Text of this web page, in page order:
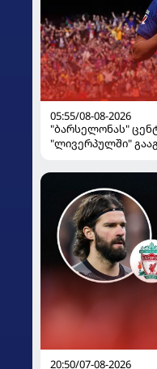
05:55/08-08-2026
"ბარსელონას"
"ლივერპულში"
20:50/07-08-2026